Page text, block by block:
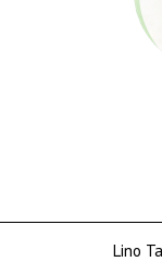
Lino